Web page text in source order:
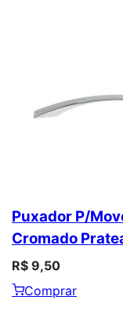
Puxador P/
Cromado
R$ 9,50
Comprar